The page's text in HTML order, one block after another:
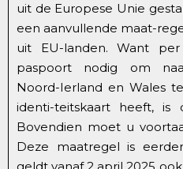
uit de Europese Unie
een aanvullende maat-
uit EU-landen. Want
paspoort nodig om
Noord-Ierland en Wales
identi-teitskaart heeft, is
Bovendien moet u
Deze maatregel is